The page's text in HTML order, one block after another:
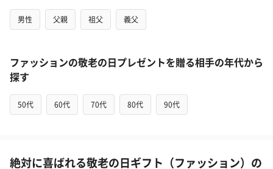
男性 父親 祖父 義父
ファッションの敬老の日プレゼントを贈る相手の年代から
探す
50代 60代 70代 80代 90代
絶対に喜ばれる敬老の日ギフト（ファッション）の